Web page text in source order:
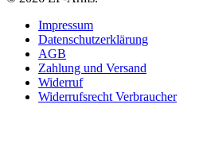
Impressum
Datenschutzerklärung
AGB
Zahlung und Versand
Widerruf
Widerrufsrecht Verbraucher